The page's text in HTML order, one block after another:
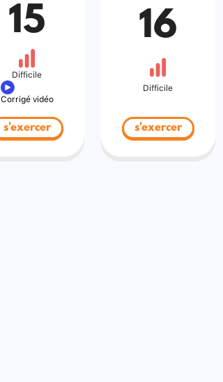
15
Difficile
Corrigé vidéo
s'exercer
16
Difficile
s'exercer